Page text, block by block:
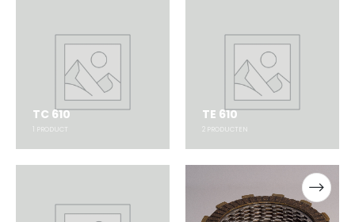
TC 610
PRODUCT
TE 610
2 PRODUCTEN